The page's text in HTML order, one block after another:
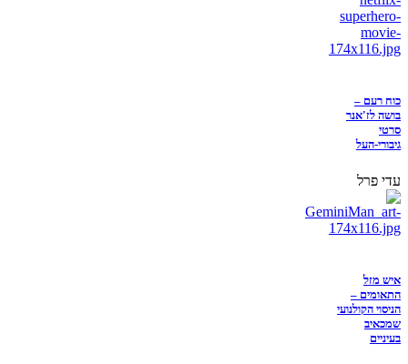
כוח רעם –
בושה לז'אנר
סרטי
גיבורי-העל
עדי פרל
איש מזל
התאומים –
הניסוי הקולנועי
שמכאיב
בעיניים